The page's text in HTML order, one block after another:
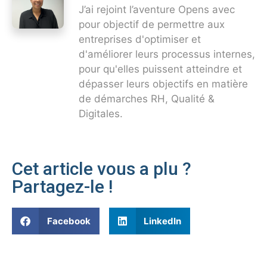
J’ai rejoint l’aventure Opens avec
pour objectif de permettre aux
entreprises d'optimiser et
d'améliorer leurs processus internes,
pour qu'elles puissent atteindre et
dépasser leurs objectifs en matière
de démarches RH, Qualité &
Digitales.
Cet article vous a plu ?
Partagez-le !
Facebook LinkedIn